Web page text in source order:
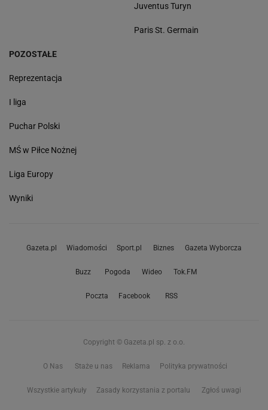
Juventus Turyn
Paris St. Germain
POZOSTAŁE
Reprezentacja
I liga
Puchar Polski
MŚ w Piłce Nożnej
Liga Europy
Wyniki
Gazeta.pl Wiadomości Sport.pl Biznes Gazeta Wyborcza
Buzz Pogoda Wideo Tok.FM
Poczta Facebook RSS
Copyright © Gazeta.pl sp. z o.o.
O Nas Staże u nas Reklama Polityka prywatności
Wszystkie artykuły Zasady korzystania z portalu Zgłoś uwagi